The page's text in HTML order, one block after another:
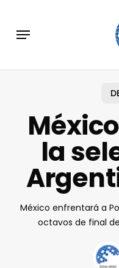
main
Menu
la
México enfrentará a
octavos de final